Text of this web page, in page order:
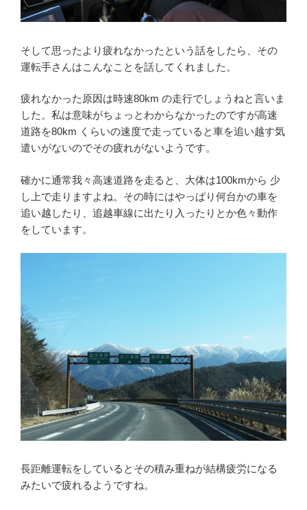
そして思ったより疲れなかったという話をしたら、その
運転手さんはこんなことを話してくれました。
疲れなかった原因は時速80km の走行でしょうねと言いま
した。私は意味がちょっとわからなかったのですが高速
道路を80km くらいの速度で走っていると車を追い越す気
遣いがないのでその疲れがないようです。
確かに通常我々高速道路を走ると、大体は100kmから 少
し上で走りますよね。その時にはやっぱり何台かの車を
追い越したり、追越車線に出たり入ったりとか色々動作
をしています。
長距離運転をしているとその積み重ねが結構疲労になる
みたいで疲れるようですね。